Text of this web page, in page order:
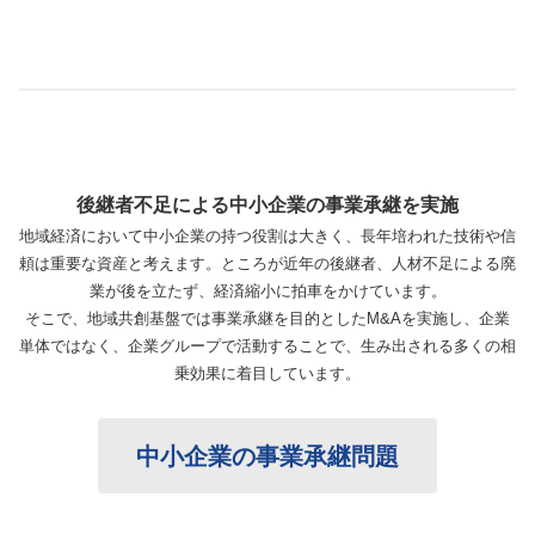
後継者不足による中小企業の事業承継を実施
地域経済において中小企業の持つ役割は大きく、長年培われた技術や信
頼は重要な資産と考えます。ところが近年の後継者、人材不足による廃
業が後を立たず、経済縮小に拍車をかけています。
そこで、地域共創基盤では事業承継を目的としたM&Aを実施し、企業
単体ではなく、企業グループで活動することで、生み出される多くの相
乗効果に着目しています。
中小企業の事業承継問題